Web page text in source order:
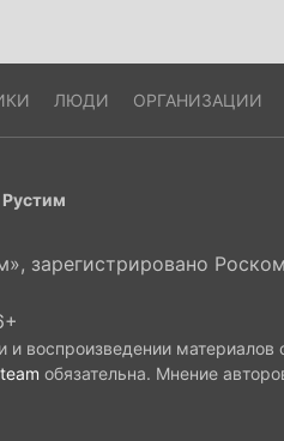
ЛЮДИ ОРГАНИЗАЦИИ
зарегистрировано
воспроизведении материалов
обязательна. Мнение